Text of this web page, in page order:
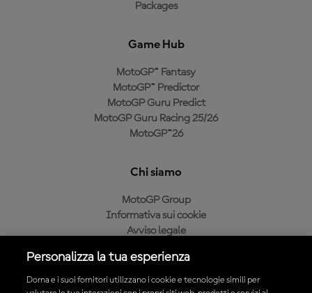
Packages
Game Hub
MotoGP™ Fantasy
MotoGP™ Predictor
MotoGP Guru Predict
MotoGP Guru Racing 25/26
MotoGP™26
Chi siamo
MotoGP Group
Informativa sui cookie
Avviso legale
Condizioni di acquisto
Personalizza la tua esperienza
Dorna e i suoi fornitori utilizzano i cookie e tecnologie simili per